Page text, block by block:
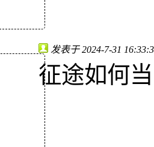
发表于 2024-7-31
征途如何